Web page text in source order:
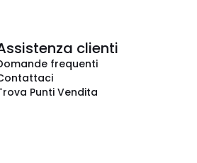
clienti
frequenti
Punti Vendita